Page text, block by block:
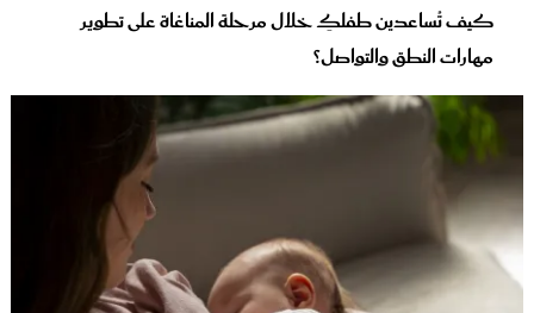
كيف تُساعدين طفلكِ خلال مرحلة المناغاة على تطوير
مهارات النطق والتواصل؟